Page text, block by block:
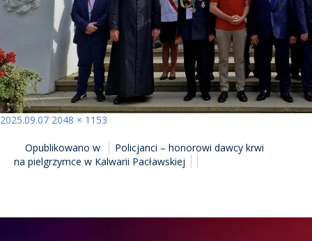
Opublikowano
2025.09.07 Pełny
2048 × 1153
WPISUOpublikowano w
Policjanci – honorowi dawcy krwi
na pielgrzymce w Kalwarii Pacławskiej